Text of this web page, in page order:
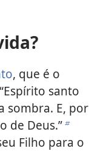
, que é o
santo
sombra. E, por
de Deus.”b
Filho para o